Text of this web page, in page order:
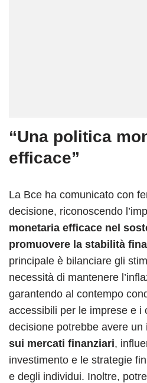
“Una politica
efficace”
La Bce ha comunicato con
decisione, riconoscendo
monetaria efficace nel
promuovere la stabilità
principale è bilanciare gli
necessità di mantenere
garantendo al contempo
accessibili per le imprese e i
decisione potrebbe avere un
sui mercati finanziari,
investimento e le strategie
e degli individui. Inoltre,